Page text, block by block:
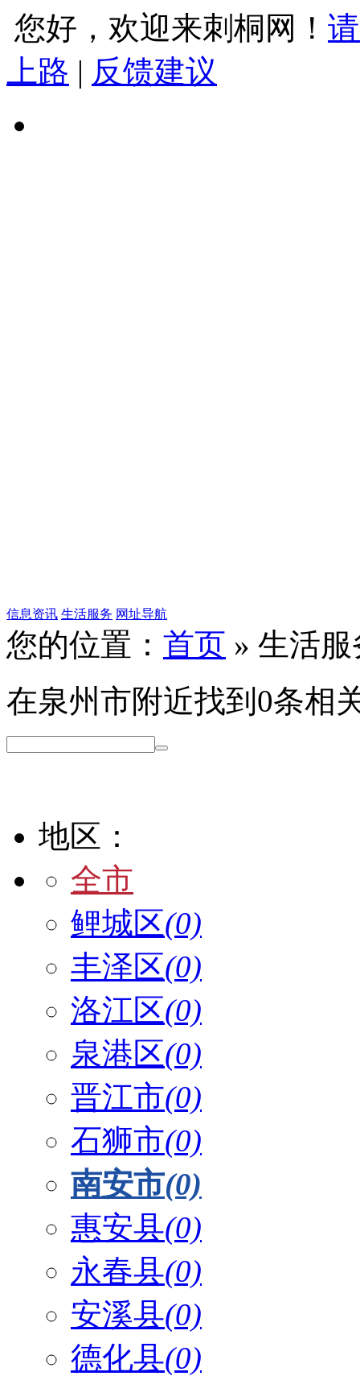
您好，欢迎来刺桐网！
上路 | 反馈建议
信息资讯 生活服务 网址导航
您的位置： 首页 » 生活服
在泉州市附近找到 0条相
地区：
全市
鲤城区(0)
丰泽区(0)
洛江区(0)
泉港区(0)
晋江市(0)
石狮市(0)
南安市(0)
惠安县(0)
永春县(0)
安溪县(0)
德化县(0)